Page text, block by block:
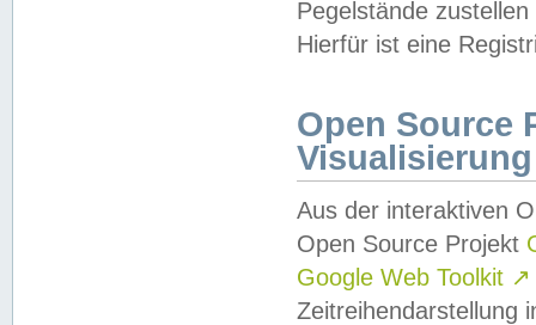
Pegelstände
Hierfür ist eine
Open Source
Visualisierung
Aus der interaktiven
Open Source Projekt
Google Web Toolkit ↗
Zeitreihendarstellung